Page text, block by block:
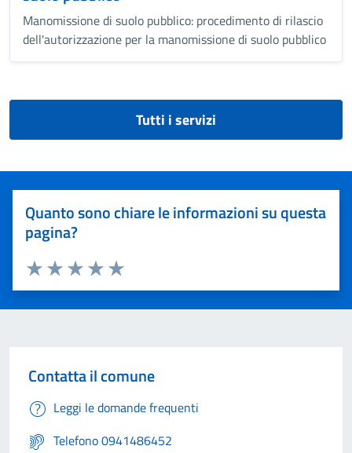
Manomissione di suolo pubblico: procedimento di rilascio
dell'autorizzazione per la manomissione di suolo pubblico
Tutti i servizi
Quanto sono chiare le informazioni su questa
pagina?
Valuta 5 stelle su 5
Valuta 4 stelle su 5
Valuta 3 stelle su 5
Valuta 2 stelle su 5
Valuta 1 stelle su 5
Contatta il comune
Leggi le domande frequenti
Telefono 0941486452